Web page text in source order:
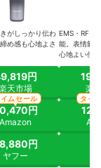
がしっかり伝わ
め感も心地よさ
円
天市場
円
Amazon
ムセール
円
ヤフー
EMS・RF・
能。表情筋
心地よい使
楽
タイ